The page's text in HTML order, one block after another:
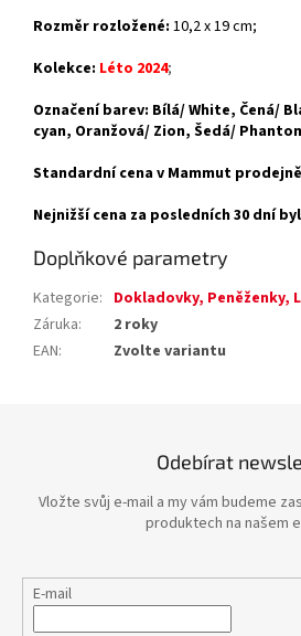
Rozměr rozložené: 10,2 x 19 cm;
Kolekce: Léto 2024;
Označení barev: Bílá/ White, Čená/
cyan, Oranžová/ Zion, Šedá/
Standardní cena v Mammut
Nejnižší cena za posledních 30 dní
Doplňkové parametry
Kategorie: Dokladovky, Peněženky,
Záruka:
2 roky
EAN: Zvolte variantu
Odebírat
Vložte svůj e-mail a my vám budeme
produktech na našem
E-mail